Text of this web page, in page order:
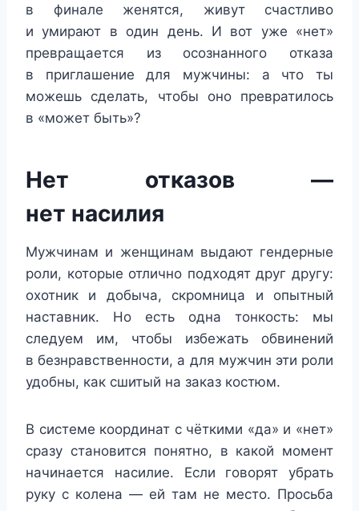
в финале женятся, живут счастливо
и умирают в один день. И вот уже «нет»
превращается из осознанного отказа
в приглашение для мужчины: а что ты
можешь сделать, чтобы оно превратилось
в «может быть»?
Нет отказов —
нет насилия
Мужчинам и женщинам выдают гендерные
роли, которые отлично подходят друг другу:
охотник и добыча, скромница и опытный
наставник. Но есть одна тонкость: мы
следуем им, чтобы избежать обвинений
в безнравственности, а для мужчин эти роли
удобны, как сшитый на заказ костюм.
В системе координат с чёткими «да» и «нет»
сразу становится понятно, в какой момент
начинается насилие. Если говорят убрать
руку с колена — ей там не место. Просьба